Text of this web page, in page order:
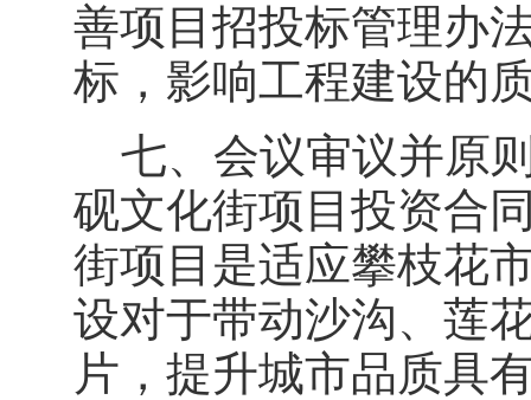
善项目招投标管理办
标，影响工程建设的
七、会议审议并原
砚文化街项目投资合
街项目是适应攀枝花
设对于带动沙沟、莲
片，提升城市品质具